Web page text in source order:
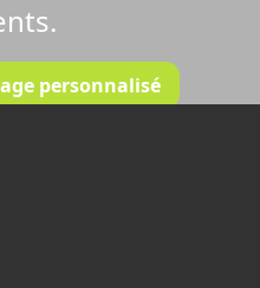
personnalisé